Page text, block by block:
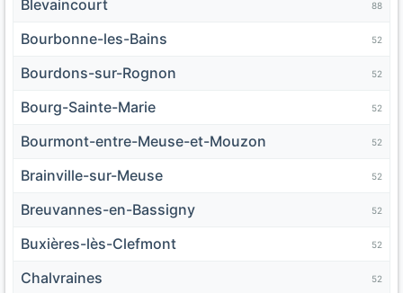
Blevaincourt 88
Bourbonne-les-Bains 52
Bourdons-sur-Rognon 52
Bourg-Sainte-Marie 52
Bourmont-entre-Meuse-et-Mouzon 52
Brainville-sur-Meuse 52
Breuvannes-en-Bassigny 52
Buxières-lès-Clefmont 52
Chalvraines 52